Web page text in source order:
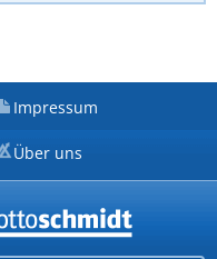
Impressum
Über uns